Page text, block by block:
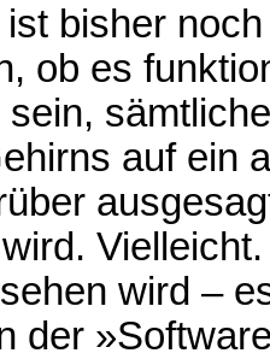
ist bisher
ob es
auf ein
wird –
der